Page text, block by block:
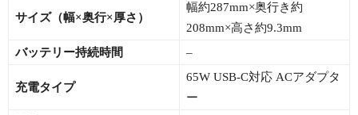
サイズ（幅×奥行×厚さ）
幅約287mm×奥行き約
208mm×高さ約9.3mm
バッテリー持続時間
–
充電タイプ
65W USB-C対応 ACアダプタ
ー